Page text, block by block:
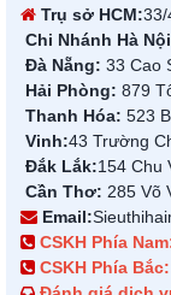
Trụ sở HCM:33/
Chi Nhánh Hà
Đà Nẵng: 33 Cao
Hải Phòng: 879
Thanh Hóa: 523
Vinh:43 Trường
Đắk Lắk:154 Chu
Cần Thơ: 285 Võ
Email:
CSKH Phía
CSKH Phía Bắc: